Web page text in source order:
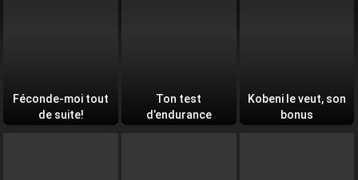
Féconde-moi tout
de suite!
Ton test
d’endurance
Kobeni le veut, son
bonus